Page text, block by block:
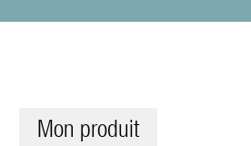
Mon produit